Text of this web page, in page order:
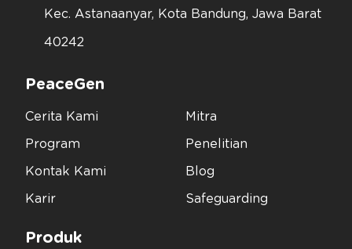
Kec. Astanaanyar, Kota Bandung, Jawa Barat
40242
PeaceGen
Cerita Kami
Program
Kontak Kami
Karir
Mitra
Penelitian
Blog
Safeguarding
Produk